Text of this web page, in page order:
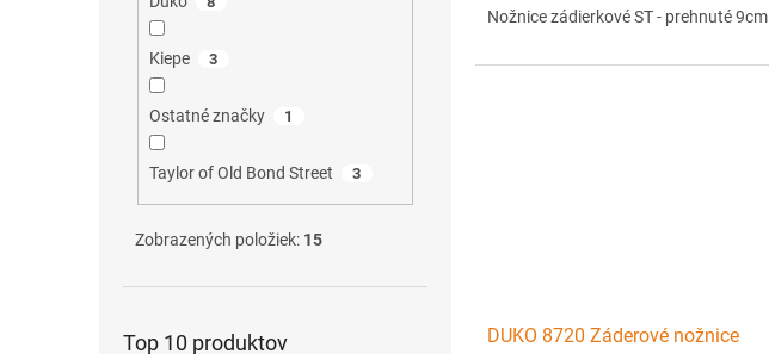
Kiepe 3
Ostatné značky 1
Taylor of Old Bond Street 3
Zobrazených položiek: 15
Top 10 produktov
Nožnice zádierkové ST - prehnuté 9cm
DUKO 8720 Záderové nožnice